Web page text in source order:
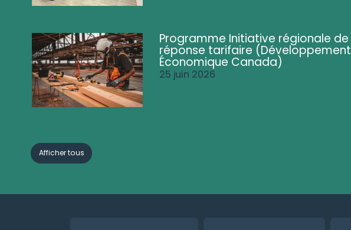
Programme Initiative régionale de
réponse tarifaire (Développement
Économique Canada)
25 juin 2026
Afficher tous